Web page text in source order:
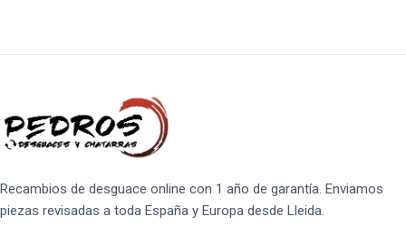
Recambios de desguace online con 1 año de garantía. Enviamos
piezas revisadas a toda España y Europa desde Lleida.